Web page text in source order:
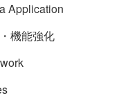
Application
機能強化